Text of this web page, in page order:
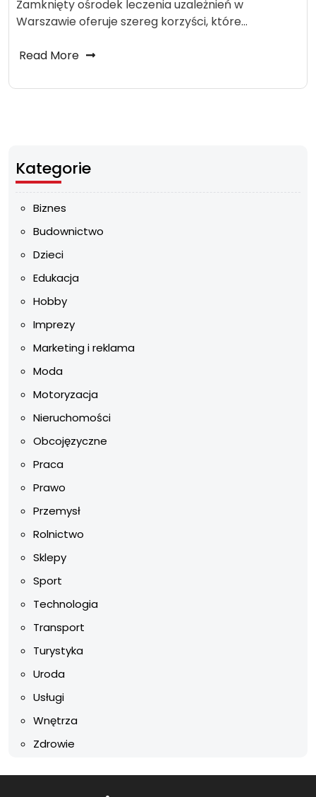
Zamknięty ośrodek leczenia uzależnień w
Warszawie oferuje szereg korzyści, które…
Read More
Kategorie
Biznes
Budownictwo
Dzieci
Edukacja
Hobby
Imprezy
Marketing i reklama
Moda
Motoryzacja
Nieruchomości
Obcojęzyczne
Praca
Prawo
Przemysł
Rolnictwo
Sklepy
Sport
Technologia
Transport
Turystyka
Uroda
Usługi
Wnętrza
Zdrowie